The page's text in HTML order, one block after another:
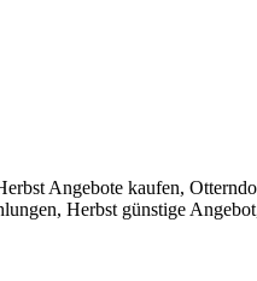
Angebote kaufen,
Herbst günstige